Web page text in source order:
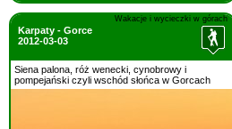
Wakacje i wycieczki w górach
Karpaty - Gorce
2012-03-03
Siena palona, róż wenecki, cynobrowy i
pompejański czyli wschód słońca w Gorcach